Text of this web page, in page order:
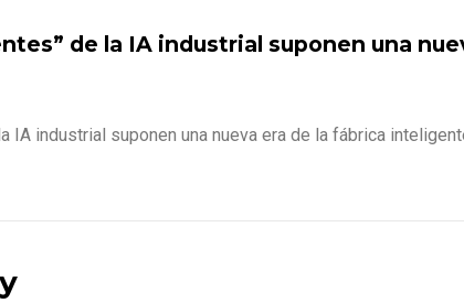
de la IA industrial suponen una
IA industrial suponen una nueva era de la fábrica